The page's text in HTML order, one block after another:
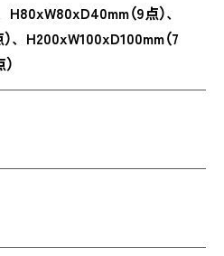
H80xW80xD40mm（9点）、
、H200xW100xD100mm（7